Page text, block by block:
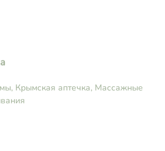
Крымская аптечка, Массажные